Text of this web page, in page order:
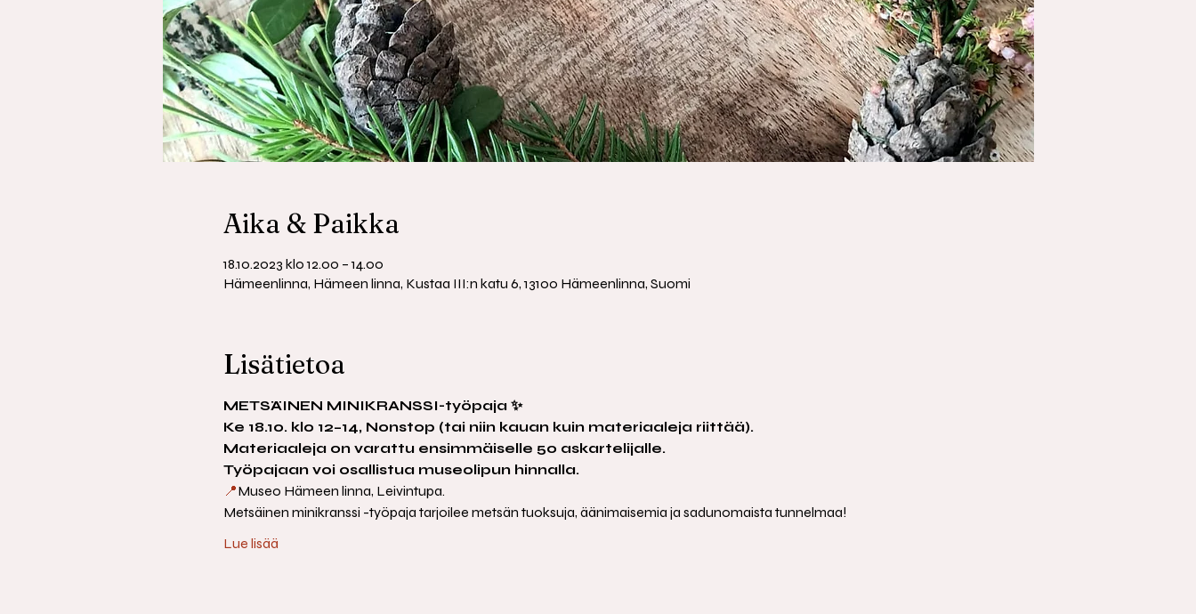
Aika & Paikka
18.10.2023 klo 12.00 – 14.00
Hämeenlinna, Hämeen linna, Kustaa III:n katu 6, 13100 Hämeenlinna, Suomi
Lisätietoa
METSÄINEN MINIKRANSSI-työpaja ✨
Ke 18.10. klo 12–14, Nonstop (tai niin kauan kuin materiaaleja riittää).
Materiaaleja on varattu ensimmäiselle 50 askartelijalle.
Työpajaan voi osallistua museolipun hinnalla.
📍Museo Hämeen linna, Leivintupa.
Metsäinen minikranssi -työpaja tarjoilee metsän tuoksuja, äänimaisemia ja sadunomaista tunnelmaa!
Lue lisää